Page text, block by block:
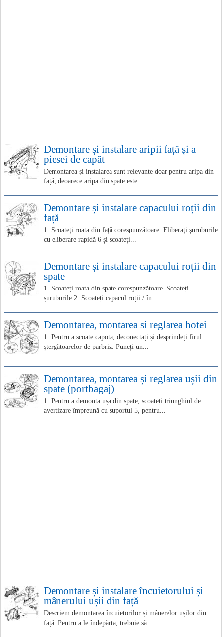
Demontare și instalare aripii față și a
piesei de capăt
Demontarea și instalarea sunt relevante doar pentru aripa din
față, deoarece aripa din spate este...
Demontare și instalare capacului roții din
față
1. Scoateți roata din față corespunzătoare. Eliberați șuruburile
cu eliberare rapidă 6 și scoateți...
Demontare și instalare capacului roții din
spate
1. Scoateți roata din spate corespunzătoare. Scoateți
șuruburile 2. Scoateți capacul roții / în...
Demontarea, montarea si reglarea hotei
1. Pentru a scoate capota, deconectați și desprindeți firul
ștergătoarelor de parbriz. Puneți un...
Demontarea, montarea și reglarea ușii din
spate (portbagaj)
1. Pentru a demonta ușa din spate, scoateți triunghiul de
avertizare împreună cu suportul 5, pentru...
Demontare și instalare încuietorului și
mânerului ușii din față
Descriem demontarea încuietorilor și mânerelor ușilor din
față. Pentru a le îndepărta, trebuie să...